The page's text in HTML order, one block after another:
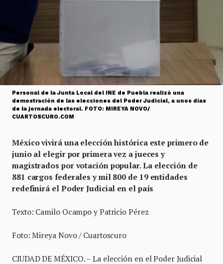
Personal de la Junta Local del INE de Puebla realizó una
demostración de las elecciones del Poder Judicial, a unos días
de la jornada electoral. FOTO: MIREYA NOVO/
CUARTOSCURO.COM
México vivirá una elección histórica este primero de
junio al elegir por primera vez a jueces y
magistrados por votación popular. La elección de
881 cargos federales y mil 800 de 19 entidades
redefinirá el Poder Judicial en el país
Texto: Camilo Ocampo y Patricio Pérez
Foto: Mireya Novo / Cuartoscuro
CIUDAD DE MÉXICO. – La elección en el Poder Judicial